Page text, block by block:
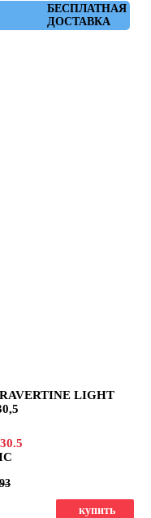
БЕСПЛАТНАЯ
ДОСТАВКА
LIGHT
купить